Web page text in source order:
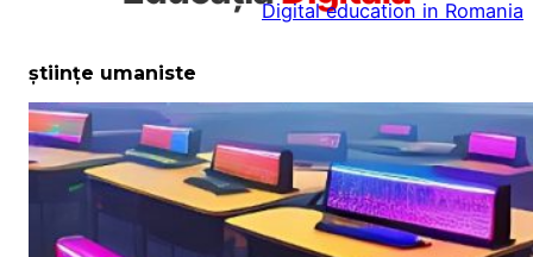
Digital education in Romania
științe umaniste